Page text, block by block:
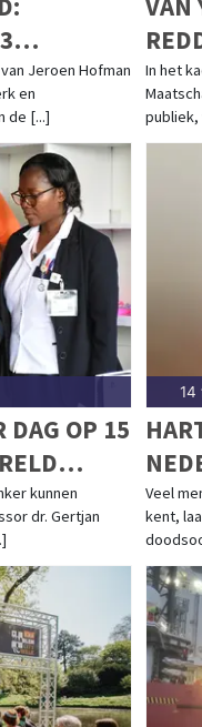
HET HELE
Jeroen Hofman
en
de [...]
VAN
DE
In het
publiek,
DAG OP 15
kunnen
dr. Gertjan
14
Veel
kent,